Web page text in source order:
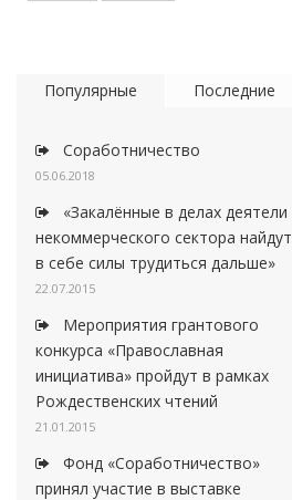
Популярные Последние
Соработничество
05.06.2018
«Закалённые в делах деятели
некоммерческого сектора найдут
в себе силы трудиться дальше»
22.07.2015
Мероприятия грантового
конкурса «Православная
инициатива» пройдут в рамках
Рождественских чтений
21.01.2015
Фонд «Соработничество»
принял участие в выставке